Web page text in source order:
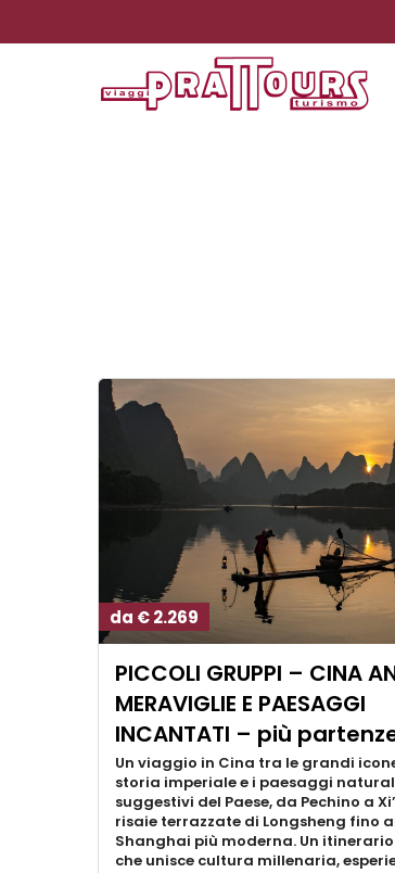
da € 2.269
PICCOLI GRUPPI – CINA
MERAVIGLIE E PAESAGGI
INCANTATI – più
Un viaggio in Cina tra le grandi
storia imperiale e i paesaggi
suggestivi del Paese, da Pechino a
risaie terrazzate di Longsheng fino
Shanghai più moderna. Un
che unisce cultura millenaria,